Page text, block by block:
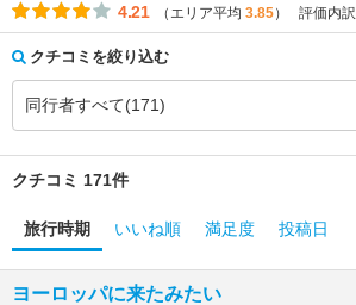
4.21 （エリア平均 3.85）
評価内訳
評価項目
エリア平均
アクセス
コストパフォーマンス
接客対応 3.93
風呂
食事・ドリンク
クチコミを絞り込む
クチコミ 171件
旅行時期 いいね順 満足度 投稿日
ヨーロッパに来たみたい